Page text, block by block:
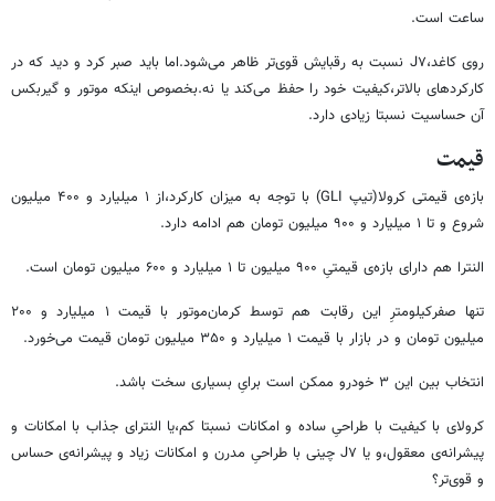
ساعت است.
روی کاغد،J۷ نسبت به رقبایش قوی‌تر ظاهر می‌شود.اما باید صبر کرد و دید که در
کارکردهای بالاتر،کیفیت خود را حفظ می‌کند یا نه.بخصوص اینکه موتور و گیربکس
آن حساسیت نسبتا زیادی دارد.
قیمت
بازه‌ی قیمتی کرولا(تیپ GLI) با توجه به میزان کارکرد،از ۱ میلیارد و ۴۰۰ میلیون
شروع و تا ۱ میلیارد و ۹۰۰ میلیون تومان هم ادامه دارد.
النترا هم دارای بازه‌ی قیمتیِ ۹۰۰ میلیون تا ۱ میلیارد و ۶۰۰ میلیون تومان است.
تنها صفرکیلومترِ این رقابت هم توسط کرمان‌موتور با قیمت ۱ میلیارد و ۲۰۰
میلیون تومان و در بازار با قیمت ۱ میلیارد و ۳۵۰ میلیون‌ تومان قیمت می‌خورد.
انتخاب بین این ۳ خودرو ممکن است برایِ بسیاری سخت باشد.
کرولای با کیفیت با طراحیِ ساده و امکانات نسبتا کم،یا النترای جذاب با امکانات و
پیشرانه‌ی معقول،و یا J۷ چینی با طراحیِ مدرن و امکانات زیاد و پیشرانه‌ی حساس
و قوی‌تر؟